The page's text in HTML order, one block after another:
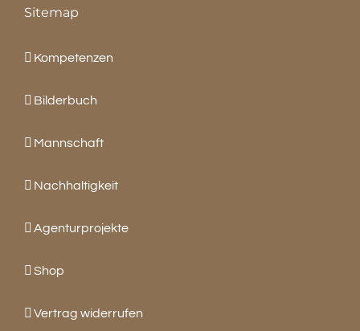
Sitemap
Kompetenzen
Bilderbuch
Mannschaft
Nachhaltigkeit
Agenturprojekte
Shop
Vertrag widerrufen